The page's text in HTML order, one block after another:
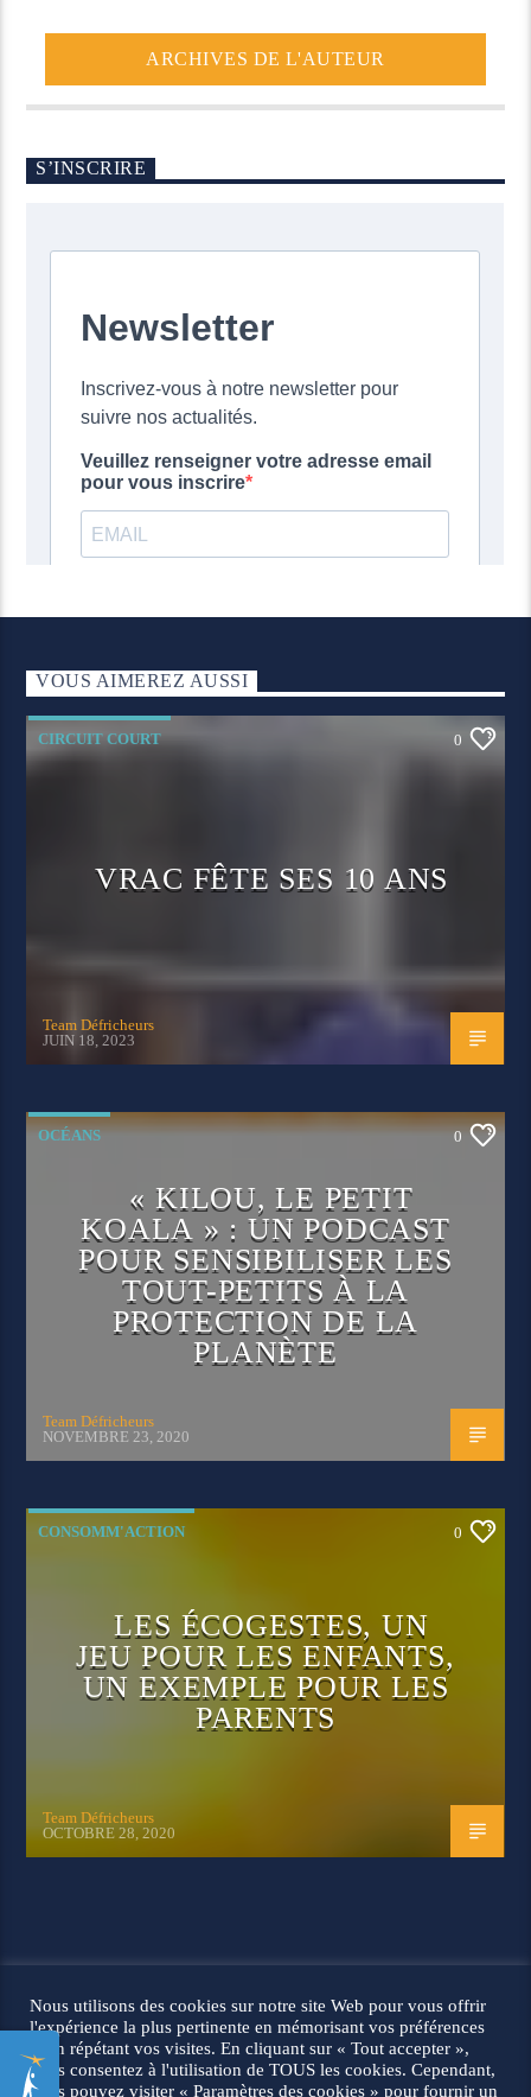
ARCHIVES DE L'AUTEUR
S’INSCRIRE
VOUS AIMEREZ AUSSI
CIRCUIT COURT 0
VRAC FÊTE SES 10 ANS
Team Défricheurs
JUIN 18, 2023
OCÉANS 0
« KILOU, LE PETIT
KOALA » : UN PODCAST
POUR SENSIBILISER LES
TOUT-PETITS À LA
PROTECTION DE LA
PLANÈTE
Team Défricheurs
NOVEMBRE 23, 2020
CONSOMM'ACTION 0
LES ÉCOGESTES, UN
JEU POUR LES ENFANTS,
UN EXEMPLE POUR LES
PARENTS
Team Défricheurs
OCTOBRE 28, 2020
© 2026 Les défricheurs |Mentions légales
Nous utilisons des cookies sur notre site Web pour vous offrir
l'expérience la plus pertinente en mémorisant vos préférences
et en répétant vos visites. En cliquant sur « Tout accepter »,
vous consentez à l'utilisation de TOUS les cookies. Cependant,
vous pouvez visiter « Paramètres des cookies » pour fournir un